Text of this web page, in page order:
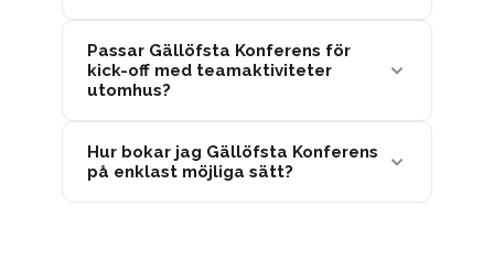
Passar Gällöfsta Konferens för
kick-off med teamaktiviteter
utomhus?
Hur bokar jag Gällöfsta Konferens
på enklast möjliga sätt?